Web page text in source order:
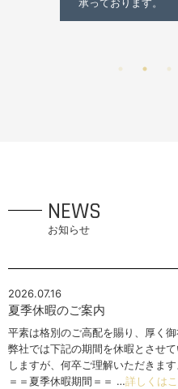
NEWS
お知らせ
2026.07.16
夏季休暇のご案内
平素は格別のご高配を賜り、厚く
弊社では下記の期間を休暇とさせ
しますが、何卒ご理解いただきま
＝＝夏季休暇期間＝＝ …詳しくは